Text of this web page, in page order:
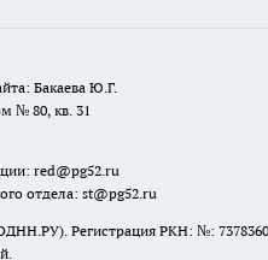
Бакаева Ю.Г.
№ 80, кв. 31
red@pg52.ru
отдела: st@pg52.ru
Регистрация РКН: №: